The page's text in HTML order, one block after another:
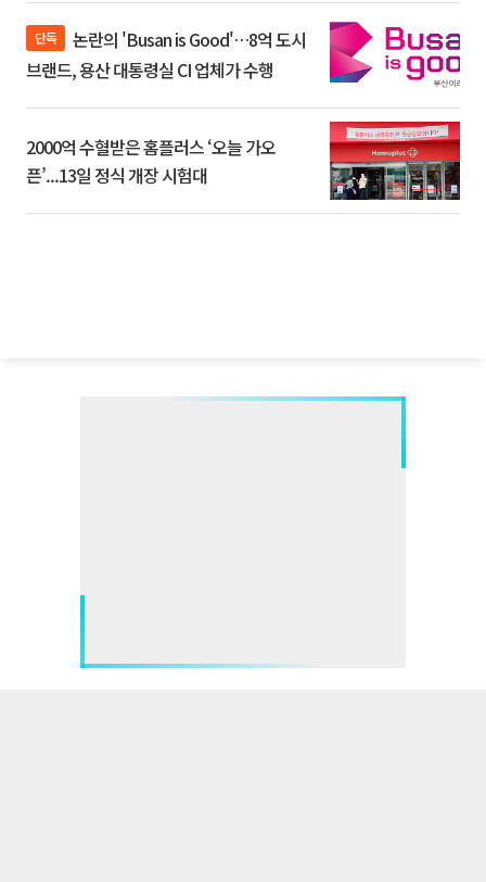
단독
브랜드, 용산 대통령실 CI 업체가 수행
2000억 수혈받은 홈플러스 ‘오늘 가오
픈’...13일 정식 개장 시험대